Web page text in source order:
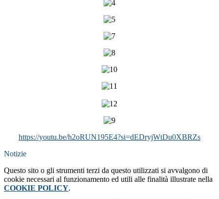
https://youtu.be/h2oRUN195E4?si=dEDryjWtDu0XBRZs
Notizie
Questo sito o gli strumenti terzi da questo utilizzati si avvalgono di
cookie necessari al funzionamento ed utili alle finalità illustrate nella
COOKIE POLICY.